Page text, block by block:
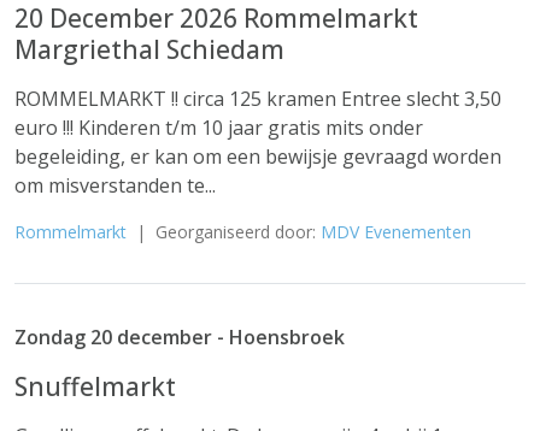
20 December 2026 Rommelmarkt
Margriethal Schiedam
ROMMELMARKT !! circa 125 kramen Entree slecht 3,50
euro !!! Kinderen t/m 10 jaar gratis mits onder
begeleiding, er kan om een bewijsje gevraagd worden
om misverstanden te...
Rommelmarkt | Georganiseerd door: MDV Evenementen
Zondag 20 december - Hoensbroek
Snuffelmarkt